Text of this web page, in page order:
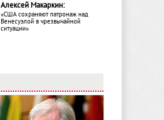
Алексей Макаркин:
«США сохраняют патронаж над
Венесуэлой в чрезвычайной
ситуации»